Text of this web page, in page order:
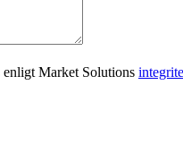
enligt Market Solutions